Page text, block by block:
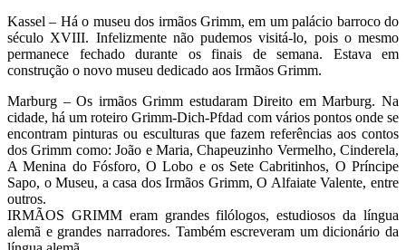
Kassel – Há o museu dos irmãos Grimm, em um palácio barroco do
século XVIII. Infelizmente não pudemos visitá-lo, pois o mesmo
permanece fechado durante os finais de semana. Estava em
construção o novo museu dedicado aos Irmãos Grimm.
Marburg – Os irmãos Grimm estudaram Direito em Marburg. Na
cidade, há um roteiro Grimm-Dich-Pfdad com vários pontos onde se
encontram pinturas ou esculturas que fazem referências aos contos
dos Grimm como: João e Maria, Chapeuzinho Vermelho, Cinderela,
A Menina do Fósforo, O Lobo e os Sete Cabritinhos, O Príncipe
Sapo, o Museu, a casa dos Irmãos Grimm, O Alfaiate Valente, entre
outros.
IRMÃOS GRIMM eram grandes filólogos, estudiosos da língua
alemã e grandes narradores. Também escreveram um dicionário da